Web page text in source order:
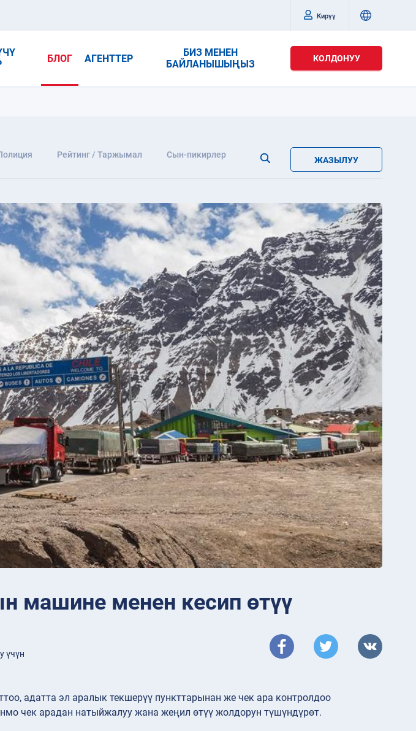
Кирүү
БЛОГ АГЕНТТЕР
БИЗ МЕНЕН
БАЙЛАНЫШЫҢЫЗ
КОЛДОНУУ
Рейтинг / Таржымал
Сын-пикирлер
ЖАЗЫЛУУ
машине менен кесип өтүү
үчүн
адатта эл аралык текшерүү пункттарынан же чек ара контролдоо
чек арадан натыйжалуу жана жеңил өтүү жолдорун түшүндүрөт.